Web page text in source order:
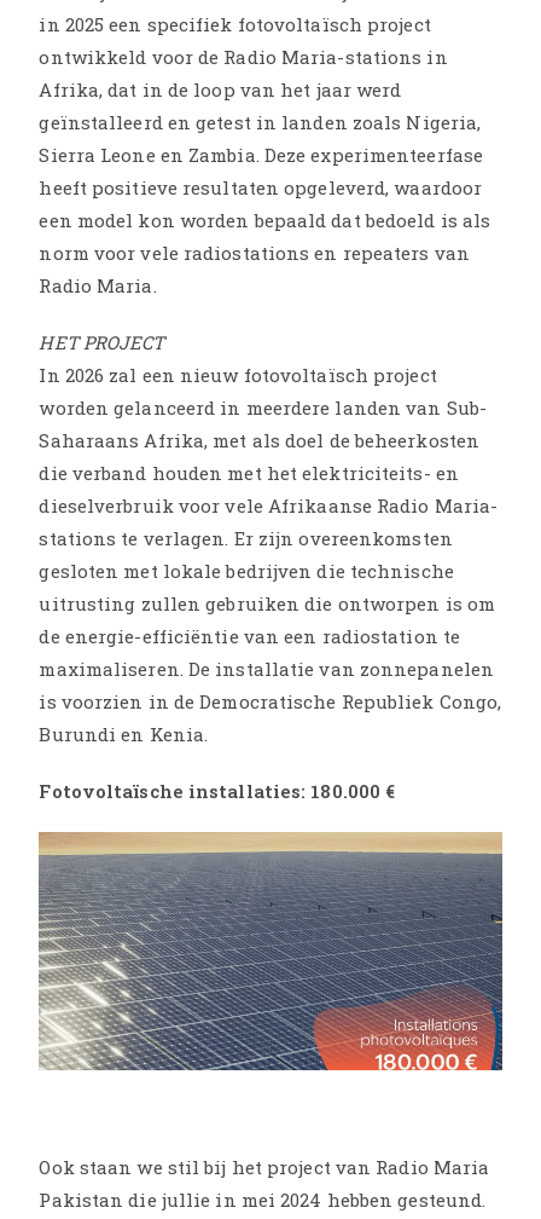
in 2025 een specifiek fotovoltaïsch project
ontwikkeld voor de Radio Maria-stations in
Afrika, dat in de loop van het jaar werd
geïnstalleerd en getest in landen zoals Nigeria,
Sierra Leone en Zambia. Deze experimenteerfase
heeft positieve resultaten opgeleverd, waardoor
een model kon worden bepaald dat bedoeld is als
norm voor vele radiostations en repeaters van
Radio Maria.
HET PROJECT
In 2026 zal een nieuw fotovoltaïsch project
worden gelanceerd in meerdere landen van Sub-
Saharaans Afrika, met als doel de beheerkosten
die verband houden met het elektriciteits- en
dieselverbruik voor vele Afrikaanse Radio Maria-
stations te verlagen. Er zijn overeenkomsten
gesloten met lokale bedrijven die technische
uitrusting zullen gebruiken die ontworpen is om
de energie-efficiëntie van een radiostation te
maximaliseren. De installatie van zonnepanelen
is voorzien in de Democratische Republiek Congo,
Burundi en Kenia.
Fotovoltaïsche installaties: 180.000 €
Ook staan we stil bij het project van Radio Maria
Pakistan die jullie in mei 2024 hebben gesteund.